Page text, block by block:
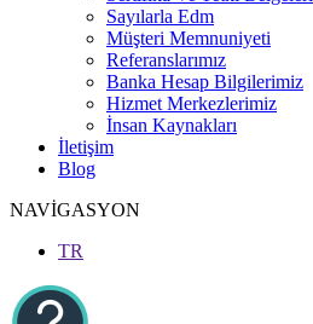
Sayılarla Edm
Müşteri Memnuniyeti
Referanslarımız
Banka Hesap Bilgilerimiz
Hizmet Merkezlerimiz
İnsan Kaynakları
İletişim
Blog
NAVİGASYON
TR